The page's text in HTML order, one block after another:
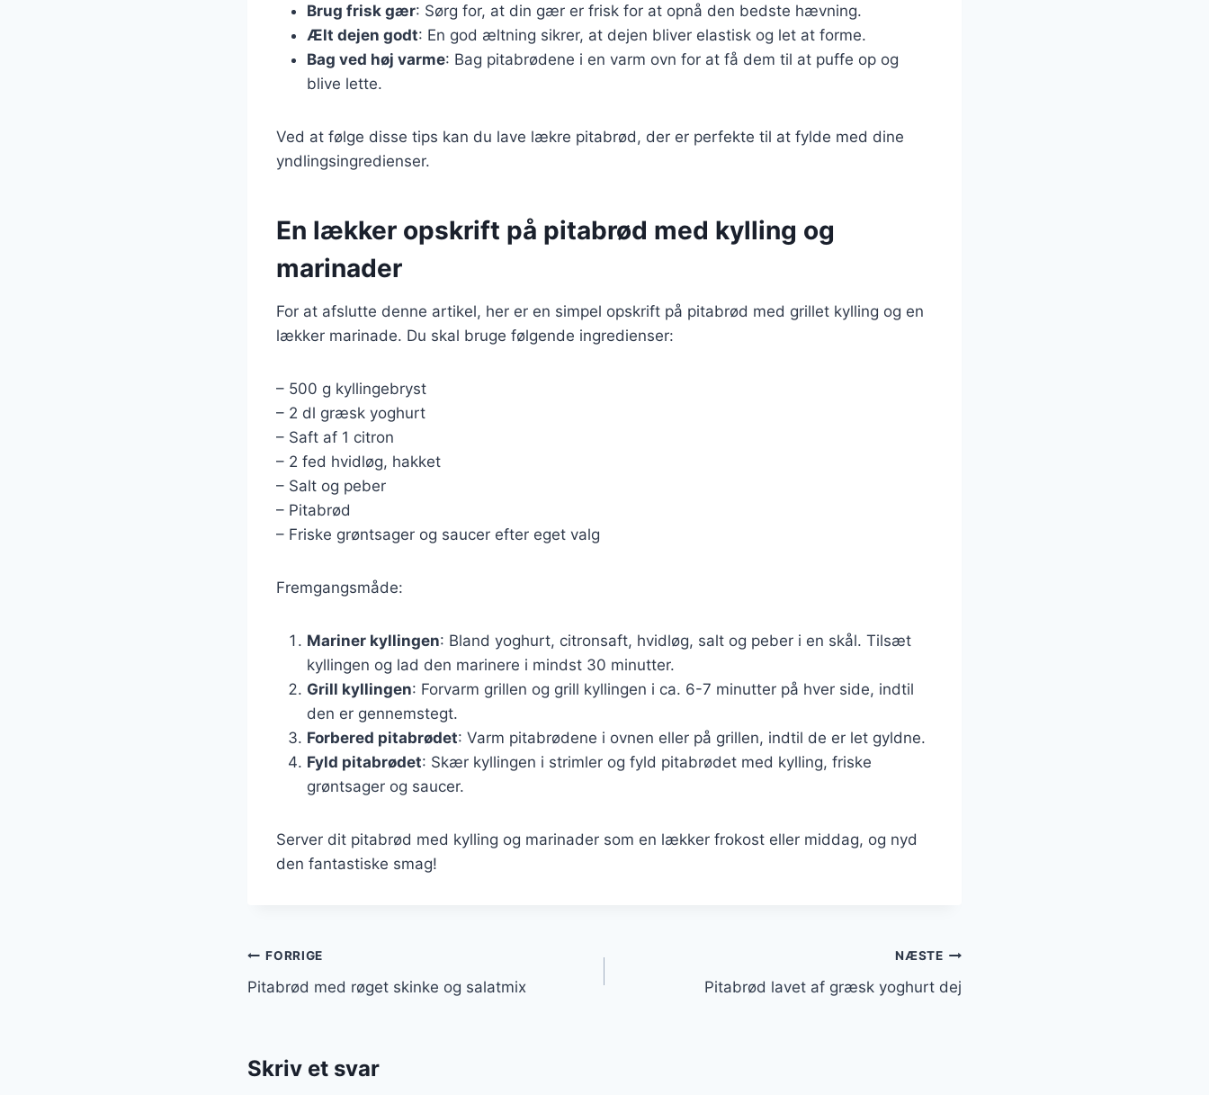
Brug frisk gær: Sørg for, at din gær er frisk for at opnå den bedste hævning.
Ælt dejen godt: En god æltning sikrer, at dejen bliver elastisk og let at forme.
Bag ved høj varme: Bag pitabrødene i en varm ovn for at få dem til at puffe op og
blive lette.
Ved at følge disse tips kan du lave lækre pitabrød, der er perfekte til at fylde med dine
yndlingsingredienser.
En lækker opskrift på pitabrød med kylling og
marinader
For at afslutte denne artikel, her er en simpel opskrift på pitabrød med grillet kylling og en
lækker marinade. Du skal bruge følgende ingredienser:
– 500 g kyllingebryst
– 2 dl græsk yoghurt
– Saft af 1 citron
– 2 fed hvidløg, hakket
– Salt og peber
– Pitabrød
– Friske grøntsager og saucer efter eget valg
Fremgangsmåde:
Mariner kyllingen: Bland yoghurt, citronsaft, hvidløg, salt og peber i en skål. Tilsæt
kyllingen og lad den marinere i mindst 30 minutter.
Grill kyllingen: Forvarm grillen og grill kyllingen i ca. 6-7 minutter på hver side, indtil
den er gennemstegt.
Forbered pitabrødet: Varm pitabrødene i ovnen eller på grillen, indtil de er let gyldne.
Fyld pitabrødet: Skær kyllingen i strimler og fyld pitabrødet med kylling, friske
grøntsager og saucer.
Server dit pitabrød med kylling og marinader som en lækker frokost eller middag, og nyd
den fantastiske smag!
Indlægsnavigation
FORRIGE
Pitabrød med røget skinke og salatmix
NÆSTE
Pitabrød lavet af græsk yoghurt dej
Skriv et svar